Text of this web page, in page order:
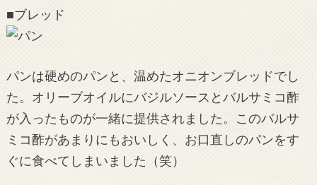
■ブレッド
パンは硬めのパンと、温めたオニオンブレッドでし
た。オリーブオイルにバジルソースとバルサミコ酢
が入ったものが一緒に提供されました。このバルサ
ミコ酢があまりにもおいしく、お口直しのパンをす
ぐに食べてしまいました（笑）